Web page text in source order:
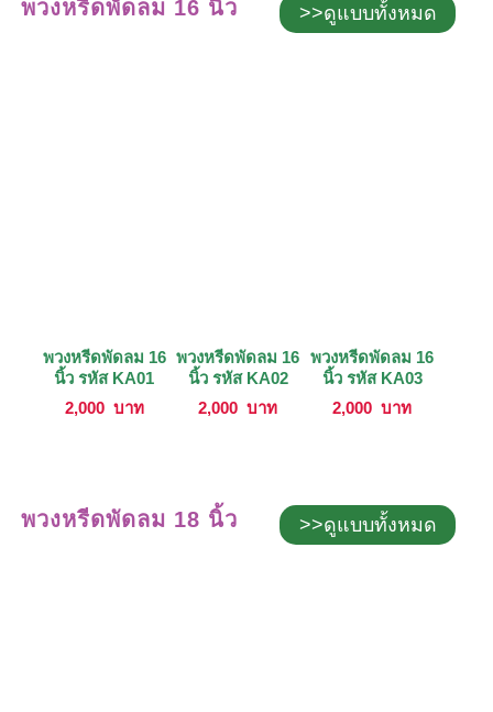
พวงหรีดพัดลม 16 นิ้ว >>ดูแบบทั้งหมด
พวงหรีดพัดลม 16
นิ้ว รหัส KA01
2,000 บาท
พวงหรีดพัดลม 16
นิ้ว รหัส KA02
2,000 บาท
พวงหรีดพัดลม 16
นิ้ว รหัส KA03
2,000 บาท
พวงหรีดพัดลม 18 นิ้ว >>ดูแบบทั้งหมด